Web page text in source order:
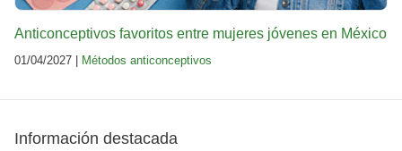
Anticonceptivos favoritos entre mujeres jóvenes en México
01/04/2027 | Métodos anticonceptivos
Información destacada